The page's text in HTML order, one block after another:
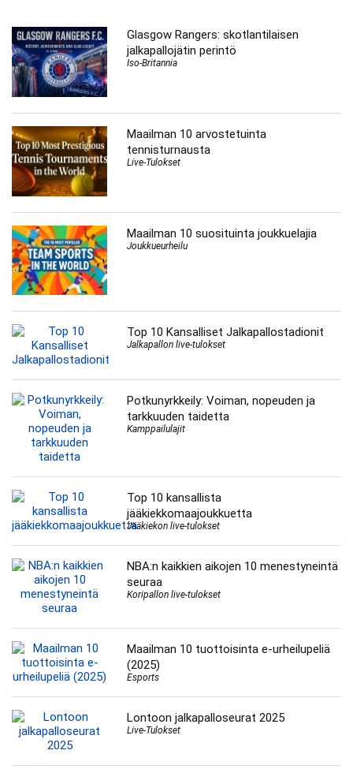
Glasgow Rangers: skotlantilaisen
jalkapallojätin perintö
Iso-Britannia
Maailman 10 arvostetuinta
tennisturnausta
Live-Tulokset
Maailman 10 suosituinta joukkuelajia
Joukkueurheilu
Top 10 Kansalliset Jalkapallostadionit
Jalkapallon live-tulokset
Potkunyrkkeily: Voiman, nopeuden ja
tarkkuuden taidetta
Kamppailulajit
Top 10 kansallista
jääkiekkomaajoukkuetta
Jääkiekon live-tulokset
NBA:n kaikkien aikojen 10 menestyneintä
seuraa
Koripallon live-tulokset
Maailman 10 tuottoisinta e-urheilupeliä
(2025)
Esports
Lontoon jalkapalloseurat 2025
Live-Tulokset